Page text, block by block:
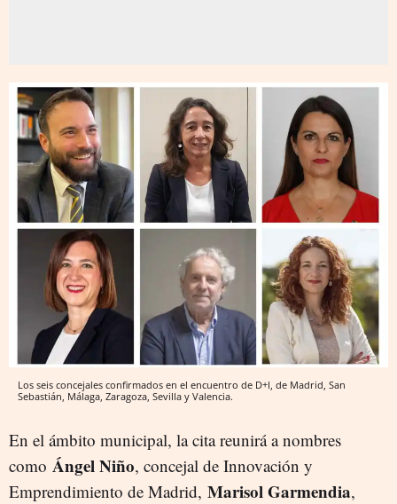
Los seis concejales confirmados en el encuentro de D+I, de Madrid, San
Sebastián, Málaga, Zaragoza, Sevilla y Valencia.
En el ámbito municipal, la cita reunirá a nombres
como Ángel Niño, concejal de Innovación y
Emprendimiento de Madrid, Marisol Garmendia,